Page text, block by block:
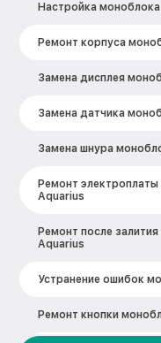
Настройка
Ремонт корпуса
Замена дисплея
Замена датчика
Замена шнура
Ремонт
Aquarius
Ремонт после
Aquarius
Устранение ошибок
Ремонт кнопки